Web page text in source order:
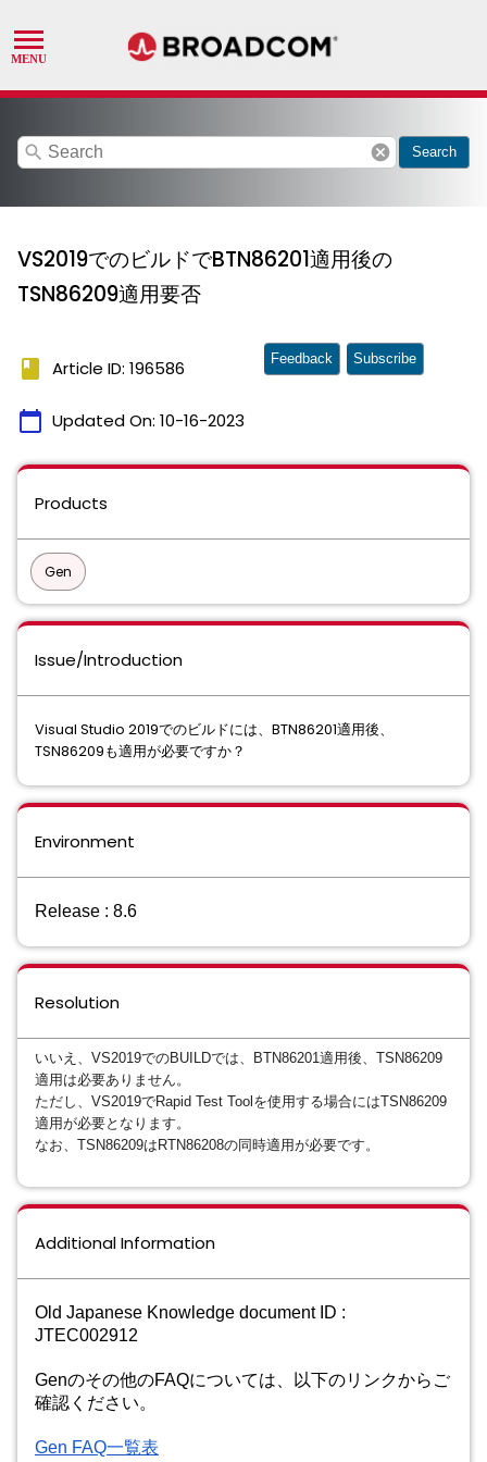
search cancel Search
VS2019でのビルドでBTN86201適用後の
TSN86209適用要否
book Article ID: 196586
calendar_today Updated On: 10-16-2023
Feedback Subscribe
Products
Gen
Issue/Introduction
Visual Studio 2019でのビルドには、BTN86201適用後、
TSN86209も適用が必要ですか？
Environment
Release : 8.6
Resolution
いいえ、VS2019でのBUILDでは、BTN86201適用後、TSN86209
適用は必要ありません。
ただし、VS2019でRapid Test Toolを使用する場合にはTSN86209
適用が必要となります。
なお、TSN86209はRTN86208の同時適用が必要です。
Additional Information
Old Japanese Knowledge document ID :
JTEC002912
Genのその他のFAQについては、
以下のリンクからご
確認ください。
Gen FAQ一覧表